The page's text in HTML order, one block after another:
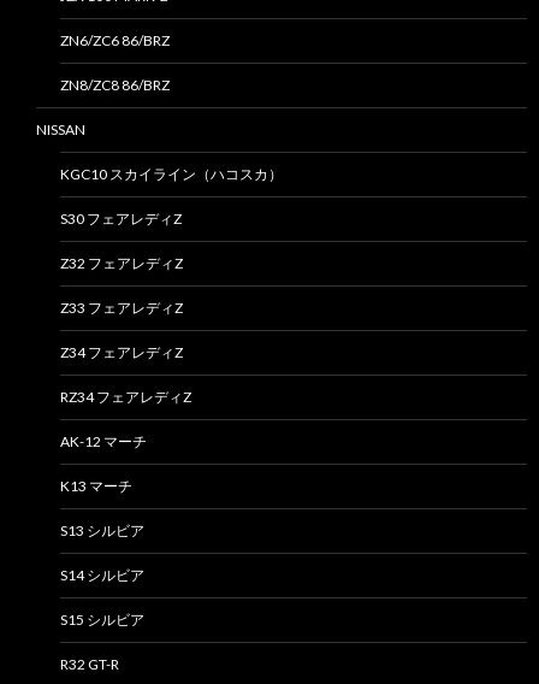
ZN6/ZC6 86/BRZ
ZN8/ZC8 86/BRZ
NISSAN
KGC10 スカイライン（ハコスカ）
S30 フェアレディZ
Z32 フェアレディZ
Z33 フェアレディZ
Z34 フェアレディZ
RZ34 フェアレディZ
AK-12 マーチ
K13 マーチ
S13 シルビア
S14 シルビア
S15 シルビア
R32 GT-R